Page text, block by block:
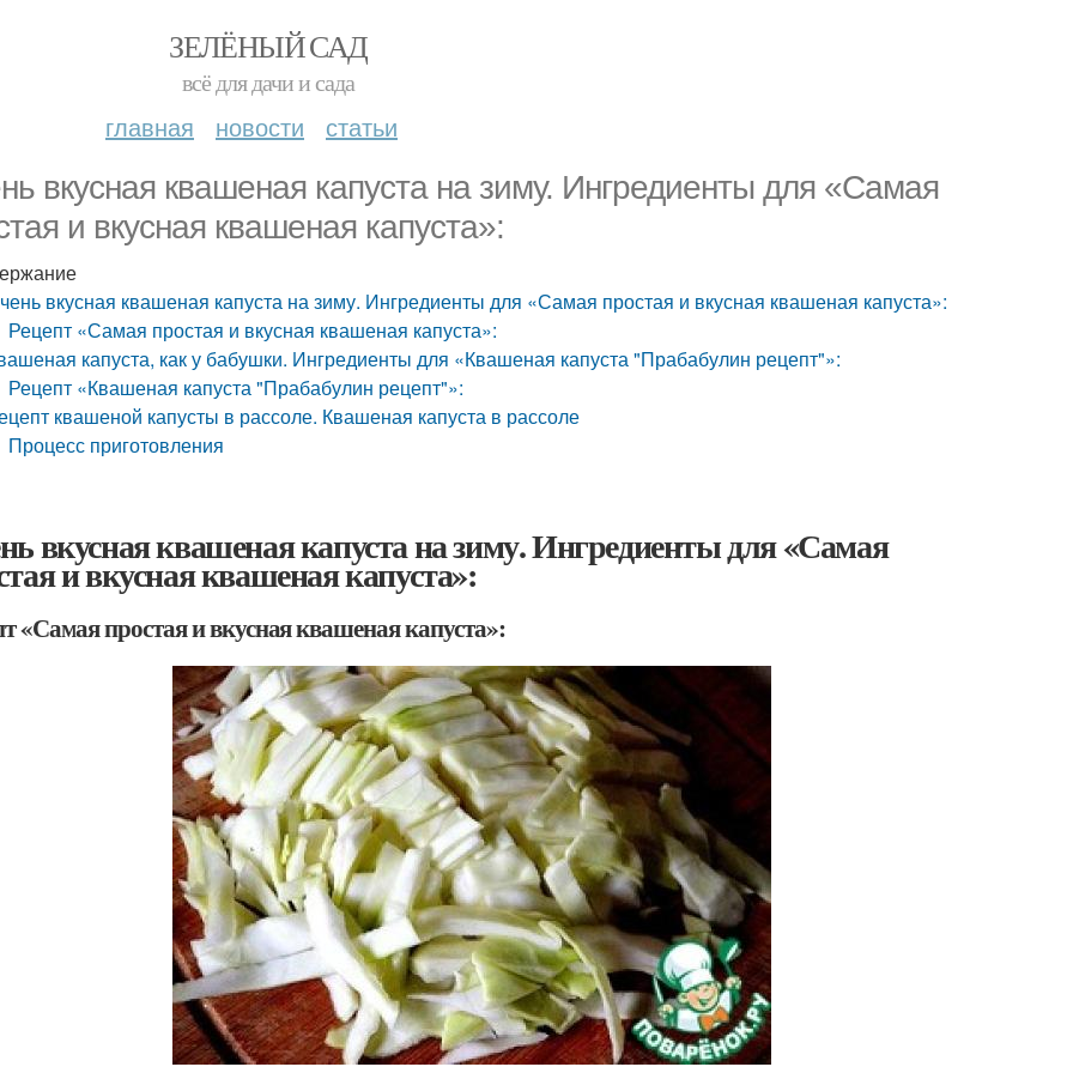
ЗЕЛЁНЫЙ САД
всё для дачи и сада
главная новости статьи
вкусная квашеная капуста на зиму. Ингредиенты для «Самая
и вкусная квашеная капуста»:
вкусная квашеная капуста на зиму. Ингредиенты для «Самая простая и вкусная квашеная капуста»:
Рецепт «Самая простая и вкусная квашеная капуста»:
капуста, как у бабушки. Ингредиенты для «Квашеная капуста "Прабабулин рецепт"»:
Рецепт «Квашеная капуста "Прабабулин рецепт"»:
квашеной капусты в рассоле. Квашеная капуста в рассоле
Процесс приготовления
вкусная квашеная капуста на зиму. Ингредиенты для «Самая
и вкусная квашеная капуста»:
«Самая простая и вкусная квашеная капуста»: